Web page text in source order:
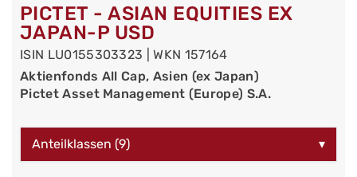
PICTET - ASIAN EQUITIES EX
JAPAN-P USD
ISIN LU0155303323 | WKN 157164
Aktienfonds All Cap, Asien (ex Japan)
Pictet Asset Management (Europe) S.A.
Anteilklassen (9) ▾